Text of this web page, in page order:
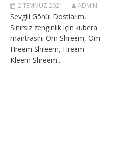
2 TEMMUZ 2021 ADMIN
Sevgili Gönül Dostlarım,
Sınırsız zenginlik için kubera
mantrasını Om Shreem, Om
Hreem Shreem, Hreem
Kleem Shreem...